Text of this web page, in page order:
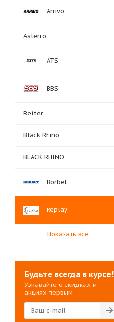
Arrivo
Asterro
ATS
BBS
Better
Black Rhino
BLACK RHINO
Borbet
Replay
Показать все
Будьте всегда в курсе!
Узнавайте о скидках и
акциях первым